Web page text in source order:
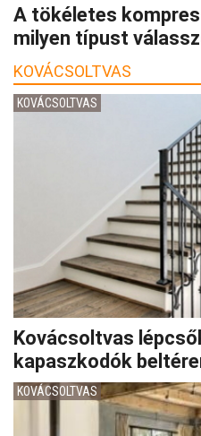
A tökéletes
milyen típust
KOVÁCSOLTVAS
KOVÁCSOLTVAS
Kovácsoltvas
kapaszkodók
KOVÁCSOLTVAS